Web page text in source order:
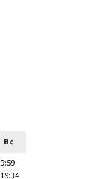
Вс
9:59
19:34